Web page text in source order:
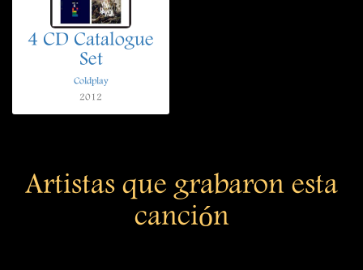
4 CD Catalogue
Set
Coldplay
2012
Artistas que grabaron esta
canción